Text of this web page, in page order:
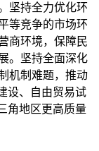
坚持全力优化环
等竞争的市场环
商环境，保障民
。坚持全面深化
机制难题，推动
设、自由贸易试
角地区更高质量